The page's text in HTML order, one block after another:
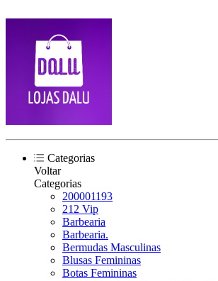
Categorias
Voltar
Categorias
200001193
212 Vip
Barbearia
Barbearia.
Bermudas Masculinas
Blusas Femininas
Botas Femininas